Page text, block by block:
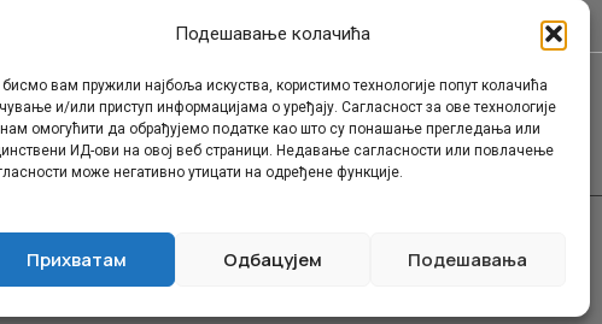
Подешавање колачића
вам пружили најбоља искуства, користимо технологије попут колачића
и/или приступ информацијама о уређају. Сагласност за ове технологије
омогућити да обрађујемо податке као што су понашање прегледања или
ИД-ови на овој веб страници. Недавање сагласности или повлачење
може негативно утицати на одређене функције.
Прихватам Одбацујем Подешавања
Контакт